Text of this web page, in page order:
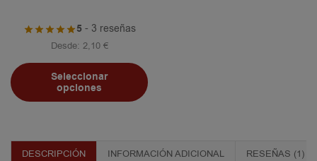
5- 3 reseñas
Desde: 2,10 €
Seleccionar
opciones
DESCRIPCIÓN INFORMACIÓN ADICIONAL RESEÑAS (1)